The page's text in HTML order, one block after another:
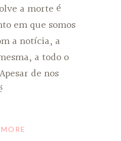
a morte é
em que somos
a notícia, a
a todo o
de nos